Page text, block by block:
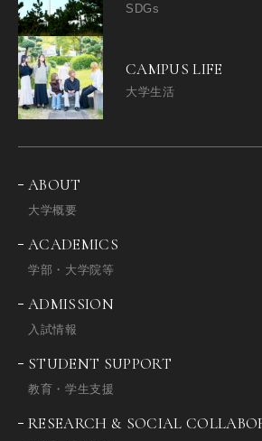
SDGs
CAMPUS LIFE
大学生活
ABOUT
大学概要
ACADEMICS
学部・大学院等
ADMISSION
入試情報
STUDENT SUPPORT
教育・学生支援
RESEARCH & SOCIAL